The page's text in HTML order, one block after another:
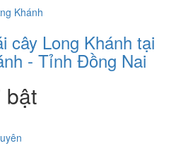
cây Long Khánh tại
- Tỉnh Đồng Nai
bật